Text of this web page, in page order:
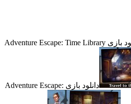
دانلود بازی Adventure Escape: Time Library
دانلود بازی Adventure Escape: